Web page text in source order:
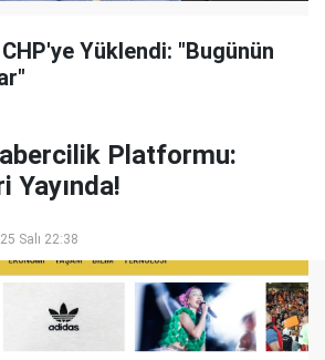
Yüklendi: "Bugünün
Platformu:
Yayında!
Salı 22:38